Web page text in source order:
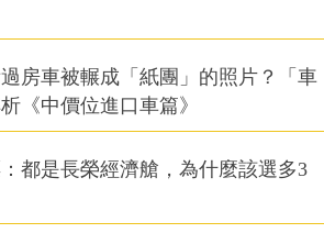
房車被輾成「紙團」的照片？「車
《中價位進口車篇》
都是長榮經濟艙，為什麼該選多3